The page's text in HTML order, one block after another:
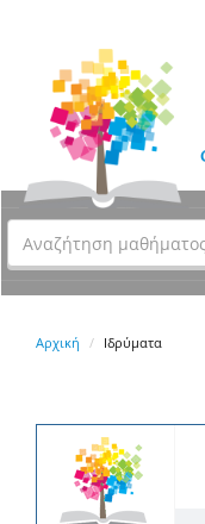
Αρχική Ιδρύματα